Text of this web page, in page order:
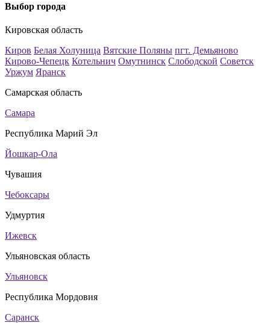
Выбор города
Кировская область
Киров Белая Холуница Вятские Поляны пгт. Демьяново
Кирово-Чепецк Котельнич Омутнинск Слободской Советск
Уржум Яранск
Самарская область
Самара
Республика Марий Эл
Йошкар-Ола
Чувашия
Чебоксары
Удмуртия
Ижевск
Ульяновская область
Ульяновск
Республика Мордовия
Саранск